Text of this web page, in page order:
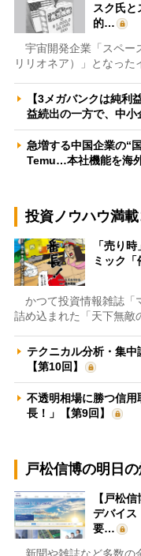
スク氏
的…
宇宙開発企業「スペー
リリオネア）」となった
【3メガバンクは純利
益続出の一方で、中
急増する中国企業の“
Temu…本社機能を海
投資ノウハウ満載
「売り
ミック「
かつて投資情報雑誌「
詰め込まれた「天下無敵
テクニカル分析・集
【第10回】
不透明相場に勝つ信
長！」【第9回】
戸松信博の明日
【戸松
デバイス
要…
新聞や雑誌など多数の